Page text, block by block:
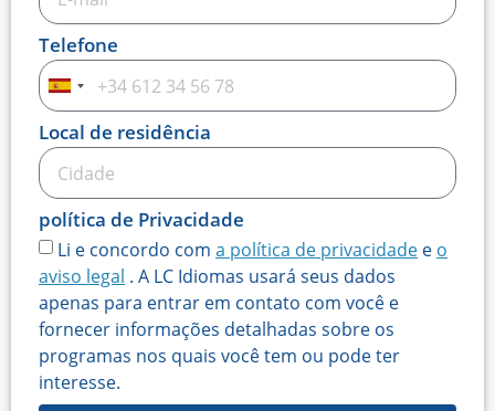
Telefone
Espanha
+34
Local de residência
política de Privacidade
Li e concordo com a política de privacidade e o
aviso legal . A LC Idiomas usará seus dados
apenas para entrar em contato com você e
fornecer informações detalhadas sobre os
programas nos quais você tem ou pode ter
interesse.